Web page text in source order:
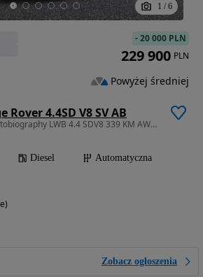
1 / 6
Rover 4.4SD V8 SV AB
4367 cm3 • 340 KM • Autobiography LWB 4.4 SDV8 339 KM AWD Executive Meridian TV HUD Hak
Diesel
Automatyczna
Zobacz ogłoszenia
-20 000 PLN
229 900 PLN
Powyżej średniej